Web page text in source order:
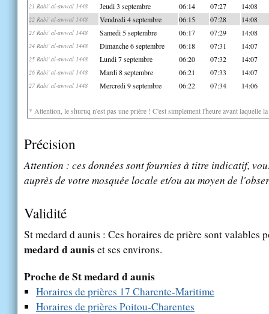
21 Rabi' al-awwal 1448 Jeudi 3 septembre 06:14 07:27 14:08
22 Rabi' al-awwal 1448 Vendredi 4 septembre 06:15 07:28 14:08
23 Rabi' al-awwal 1448 Samedi 5 septembre 06:17 07:29 14:08
24 Rabi' al-awwal 1448 Dimanche 6 septembre 06:18 07:31 14:07
25 Rabi' al-awwal 1448 Lundi 7 septembre 06:20 07:32 14:07
26 Rabi' al-awwal 1448 Mardi 8 septembre 06:21 07:33 14:07
27 Rabi' al-awwal 1448 Mercredi 9 septembre 06:22 07:34 14:06
* Attention, le shuruq n'est pas une prière ! C'est simplement l'heure avant laquelle
Précision
Attention : ces données sont fournies à titre indicatif,
auprès de votre mosquée locale et/ou au moyen de
Validité
St medard d aunis : Ces horaires de prière sont valables
medard d auniset ses environs.
Proche de St medard d aunis
Horaires de prières 17 Charente-Maritime
Horaires de prières Poitou-Charentes